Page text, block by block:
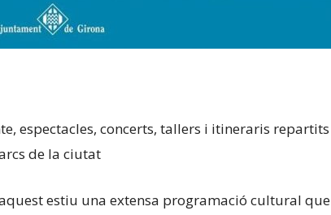
espectacles, concerts, tallers i itineraris repartits
de la ciutat
estiu una extensa programació cultural que